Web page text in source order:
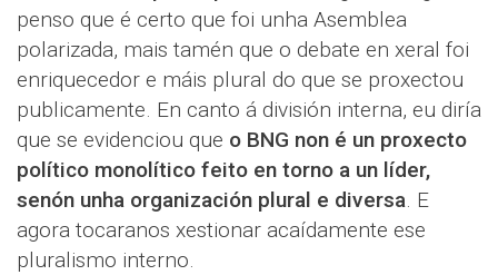
penso que é certo que foi unha Asemblea
polarizada, mais tamén que o debate en xeral foi
enriquecedor e máis plural do que se proxectou
publicamente. En canto á división interna, eu diría
que se evidenciou que o BNG non é un proxecto
político monolítico feito en torno a un líder,
senón unha organización plural e diversa. E
agora tocaranos xestionar acaídamente ese
pluralismo interno.